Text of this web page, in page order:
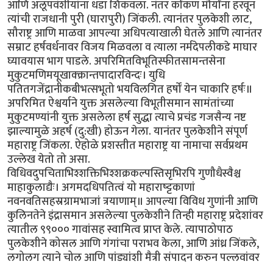
आणि अलूपवंशीयांना धडा शिकवला. नंतर कोंकण मौर्यांना हरवून
त्यांची राजधानी पुरी (घारापुरी) जिंकली. त्यानंतर पुलकेशी लाट,
सौराष्ट्र आणि माळवा आपल्या अधिपत्याखाली घेतले आणि त्यानंतर
सम्राट हर्षवर्धनावर विजय मिळवला व त्याला नर्मदेपलीकडे माघार
घ्यावयास भाग पाडले. अपरिमितविभूतिस्फीतसामन्तसेना
मुकुटमणिमयूखाक्क्रान्तपादारविन्दः। युधि
पतितगजेंद्रानीकबीभत्सभूतो भयविलगित हर्षों येन चाकारि हर्षः॥
अपरिमित ऐश्वर्याने युक्त असलेल्या विभूतीसमान सामंतांच्या
मुकुटमण्यांनी युक्त असलेला हर्ष सुद्धा त्याचे प्रचंड गजसैन्य नष्ट
झाल्यामुळे अहर्ष (दु:खी) होऊन गेला. यानंतर पुलकेशीने संपूर्ण
महाराष्ट्र जिंकला. ऐहोळे प्रशस्तीत महाराष्ट्र या नामाचा सर्वप्रथम
उल्लेख येतो तो असा.
विधिवदुपचिताभिश्शक्तिभिश्शक्रकल्पस्तिसृभिरपि गुणौधैस्वैश्च
माहाकुलाद्यैः। अगमदधिपतित्वं यो महाराष्ट्टकाणां
नवनवतिसहस्रग्रामभाजां त्रयाणाम्॥ आपल्या विविध गुणांनी आणि
कुलिनतेने इंद्रासमान असलेल्या पुलकेशीने तिन्ही महाराष्ट्र प्रदेशांवर
त्यातील ९९००० गावांसह स्वामित्व प्राप्त केले. त्यापाठोपाठ
पुलकेशीने कोसल आणि गंगांचा पराभव केला, आणि आंध्र जिंकले,
लगोलग त्याने चोल आणि पांड्यांशी मैत्री संपादन करुन पल्लवांवर